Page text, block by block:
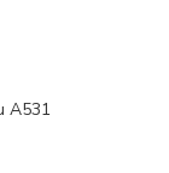
A531